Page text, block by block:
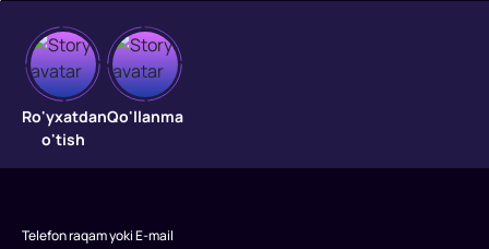
Styuart
Litl
"Styuart
Ro'yxatdan
o'tish
Qo'llanma
Telefon raqam yoki E-mail